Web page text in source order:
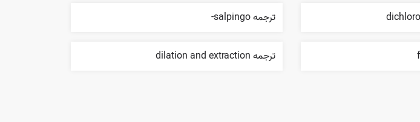
ترجمه salpingo-
ترجمه dilation and extraction